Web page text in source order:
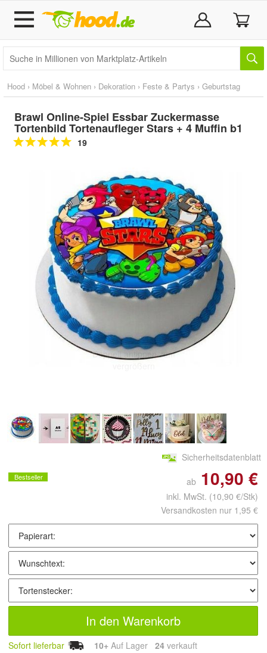
Hood › Möbel & Wohnen › Dekoration › Feste & Partys › Geburtstag
Brawl Online-Spiel Essbar Zuckermasse
Tortenbild Tortenaufleger Stars + 4 Muffin b1
19
Doppelt antippen zum
Sicherheitsdatenblatt
Bestseller ab 10,90 €
inkl. MwSt. (10,90 €/Stk)
Versandkosten nur 1,95 €
In den Warenkorb
Sofort lieferbar 10+ Auf Lager 24 verkauft